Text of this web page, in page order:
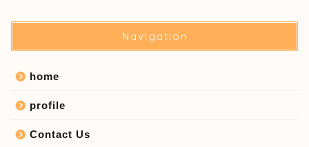
Navigation
home
profile
Contact Us